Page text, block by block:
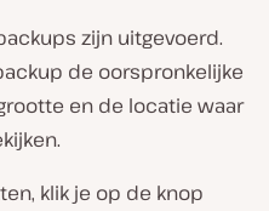
zijn uitgevoerd.
de oorspronkelijke
en de locatie waar
klik je op de knop